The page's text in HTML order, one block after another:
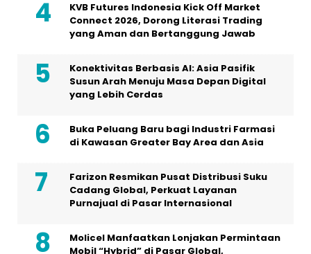
KVB Futures Indonesia Kick Off Market
Connect 2026, Dorong Literasi Trading
yang Aman dan Bertanggung Jawab
Konektivitas Berbasis AI: Asia Pasifik
Susun Arah Menuju Masa Depan Digital
yang Lebih Cerdas
Buka Peluang Baru bagi Industri Farmasi
di Kawasan Greater Bay Area dan Asia
Farizon Resmikan Pusat Distribusi Suku
Cadang Global, Perkuat Layanan
Purnajual di Pasar Internasional
Molicel Manfaatkan Lonjakan Permintaan
Mobil “Hybrid” di Pasar Global,